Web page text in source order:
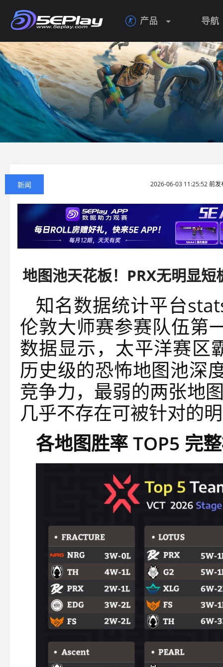
 产品 导航
新闻 2026-06-03 11:25:52 前
地图池天花板！PRX无明显
知名数据统计平台
伦敦大师赛参赛队伍第
数据显示，太平洋赛区
历史级的恐怖地图池深
竞争力，最弱的两张地
几乎不存在可被针对的
各地图胜率 TOP5 完